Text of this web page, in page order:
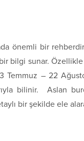
önemli bir
bilgi sunar.
– 22
bilinir. Aslan
bir şekilde ele